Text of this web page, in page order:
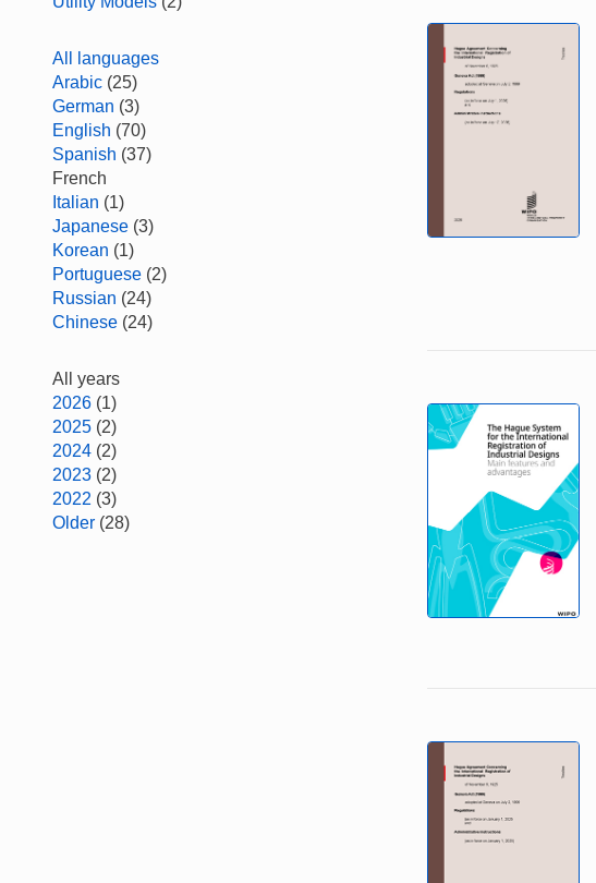
All languages
Arabic (25)
German (3)
English (70)
Spanish (37)
French
Italian (1)
Japanese (3)
Korean (1)
Portuguese (2)
Russian (24)
Chinese (24)
All years
2026 (1)
2025 (2)
2024 (2)
2023 (2)
2022 (3)
Older (28)